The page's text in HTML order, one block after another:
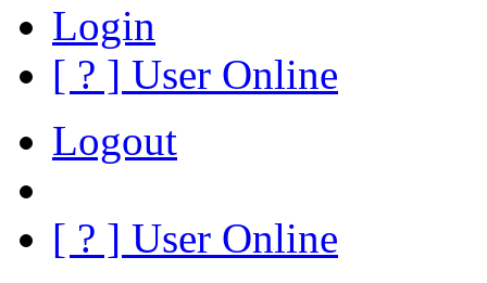
Login
[ ? ] User Online
Logout
[ ? ] User Online